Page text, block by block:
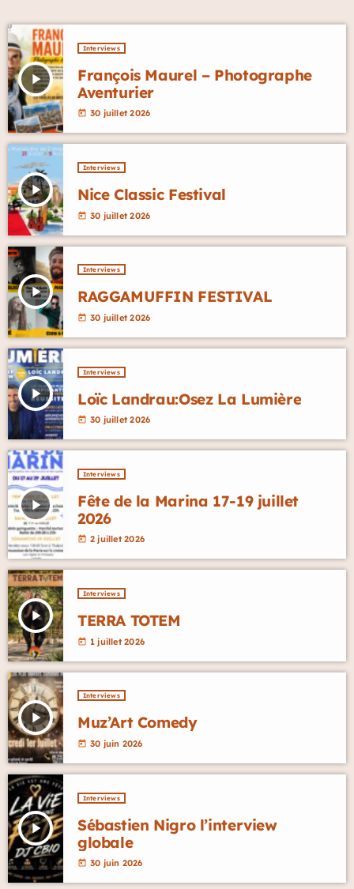
play_arrow
Interviews
François Maurel – Photographe
Aventurier
today 30 juillet 2026
play_arrow
Interviews
Nice Classic Festival
today 30 juillet 2026
play_arrow
Interviews
RAGGAMUFFIN FESTIVAL
today 30 juillet 2026
play_arrow
Interviews
Loïc Landrau:Osez La Lumière
today 30 juillet 2026
play_arrow
Interviews
Fête de la Marina 17-19 juillet
2026
today 2 juillet 2026
play_arrow
Interviews
TERRA TOTEM
today 1 juillet 2026
play_arrow
Interviews
Muz’Art Comedy
today 30 juin 2026
play_arrow
Interviews
Sébastien Nigro l’interview
globale
today 30 juin 2026